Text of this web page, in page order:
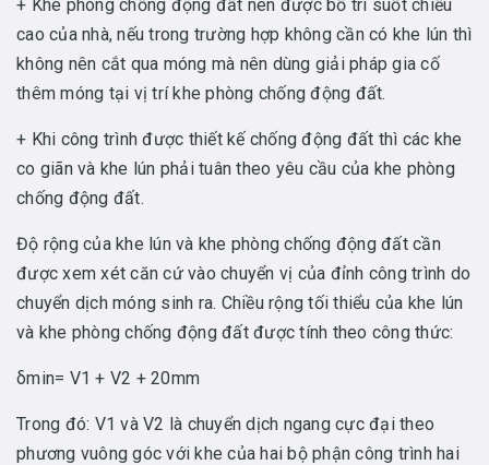
+ Khe phòng chống động đất nên được bố trí suốt chiều
cao của nhà, nếu trong trường hợp không cần có khe lún thì
không nên cắt qua móng mà nên dùng giải pháp gia cố
thêm móng tại vị trí khe phòng chống động đất.
+ Khi công trình được thiết kế chống động đất thì các khe
co giãn và khe lún phải tuân theo yêu cầu của khe phòng
chống động đất.
Độ rộng của khe lún và khe phòng chống động đất cần
được xem xét căn cứ vào chuyển vị của đỉnh công trình do
chuyển dịch móng sinh ra. Chiều rộng tối thiểu của khe lún
và khe phòng chống động đất được tính theo công thức:
δmin= V1 + V2 + 20mm
Trong đó: V1 và V2 là chuyển dịch ngang cực đại theo
phương vuông góc với khe của hai bộ phận công trình hai